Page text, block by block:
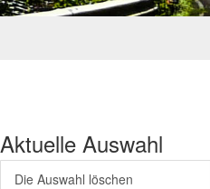
Aktuelle Auswahl
Die Auswahl löschen